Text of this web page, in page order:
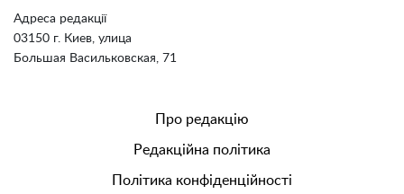
Адреса редакції
03150 г. Киев, улица
Большая Васильковская, 71
Про редакцію
Редакційна політика
Політика конфіденційності